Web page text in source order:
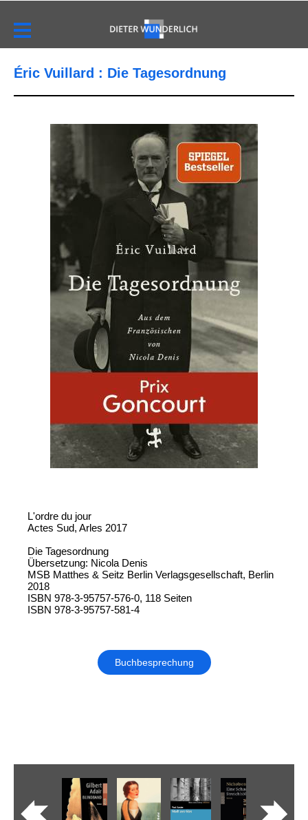
Éric Vuillard : Die Tagesordnung
L'ordre du jour
Actes Sud, Arles 2017
Die Tagesordnung
Übersetzung: Nicola Denis
MSB Matthes & Seitz Berlin Verlagsgesellschaft, Berlin
2018
ISBN 978-3-95757-576-0, 118 Seiten
ISBN 978-3-95757-581-4
Buchbesprechung